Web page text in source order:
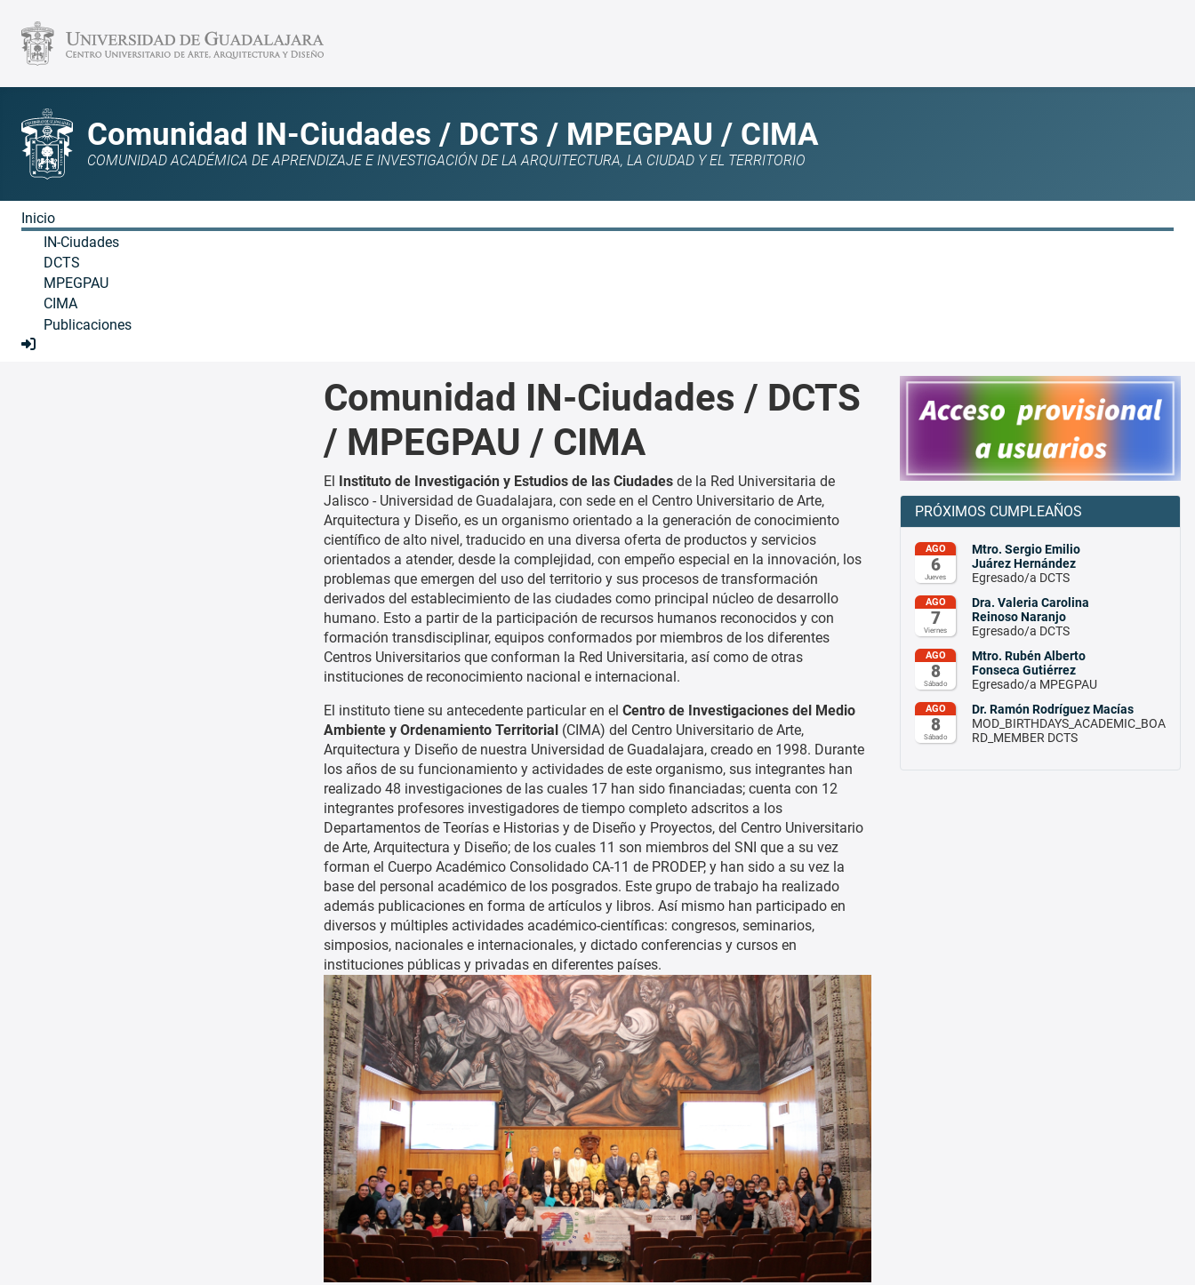
Comunidad IN-Ciudades / DCTS / MPEGPAU / CIMA
COMUNIDAD ACADÉMICA DE APRENDIZAJE E INVESTIGACIÓN DE LA ARQUITECTURA, LA CIUDAD Y EL TERRITORIO
Inicio
IN-Ciudades
DCTS
MPEGPAU
CIMA
Publicaciones
Comunidad IN-Ciudades / DCTS
/ MPEGPAU / CIMA
El Instituto de Investigación y Estudios de las Ciudades de la Red Universitaria de
Jalisco - Universidad de Guadalajara, con sede en el Centro Universitario de Arte,
Arquitectura y Diseño, es un organismo orientado a la generación de conocimiento
científico de alto nivel, traducido en una diversa oferta de productos y servicios
orientados a atender, desde la complejidad, con empeño especial en la innovación, los
problemas que emergen del uso del territorio y sus procesos de transformación
derivados del establecimiento de las ciudades como principal núcleo de desarrollo
humano. Esto a partir de la participación de recursos humanos reconocidos y con
formación transdisciplinar, equipos conformados por miembros de los diferentes
Centros Universitarios que conforman la Red Universitaria, así como de otras
instituciones de reconocimiento nacional e internacional.
El instituto tiene su antecedente particular en el Centro de Investigaciones del Medio
Ambiente y Ordenamiento Territorial (CIMA) del Centro Universitario de Arte,
Arquitectura y Diseño de nuestra Universidad de Guadalajara, creado en 1998. Durante
los años de su funcionamiento y actividades de este organismo, sus integrantes han
realizado 48 investigaciones de las cuales 17 han sido financiadas; cuenta con 12
integrantes profesores investigadores de tiempo completo adscritos a los
Departamentos de Teorías e Historias y de Diseño y Proyectos, del Centro Universitario
de Arte, Arquitectura y Diseño; de los cuales 11 son miembros del SNI que a su vez
forman el Cuerpo Académico Consolidado CA-11 de PRODEP, y han sido a su vez la
base del personal académico de los posgrados. Este grupo de trabajo ha realizado
además publicaciones en forma de artículos y libros. Así mismo han participado en
diversos y múltiples actividades académico-científicas: congresos, seminarios,
simposios, nacionales e internacionales, y dictado conferencias y cursos en
instituciones públicas y privadas en diferentes países.
PRÓXIMOS CUMPLEAÑOS
AGO
6
Jueves
Mtro. Sergio Emilio
Juárez Hernández
Egresado/a DCTS
AGO
7
Viernes
Dra. Valeria Carolina
Reinoso Naranjo
Egresado/a DCTS
AGO
8
Sábado
Mtro. Rubén Alberto
Fonseca Gutiérrez
Egresado/a MPEGPAU
AGO
8
Sábado
Dr. Ramón Rodríguez Macías
MOD_BIRTHDAYS_ACADEMIC_BOA
RD_MEMBER DCTS